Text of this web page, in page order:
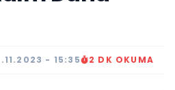
- 15:35 2 DK OKUMA